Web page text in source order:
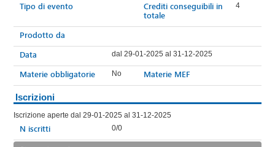
Tipo di evento
Crediti conseguibili in
totale
4
Prodotto da
Data
dal 29-01-2025 al 31-12-2025
Materie obbligatorie No Materie MEF
Iscrizioni
Iscrizione aperte dal 29-01-2025 al 31-12-2025
N iscritti 0/0